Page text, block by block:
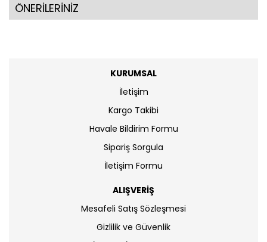
ÖNERİLERİNİZ
KURUMSAL
İletişim
Kargo Takibi
Havale Bildirim Formu
Sipariş Sorgula
İletişim Formu
ALIŞVERİŞ
Mesafeli Satış Sözleşmesi
Gizlilik ve Güvenlik